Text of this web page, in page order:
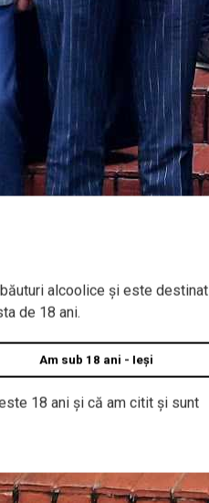
alcoolice și este destinat
de 18 ani.
Am sub 18 ani - Ieși
18 ani și că am citit și sunt